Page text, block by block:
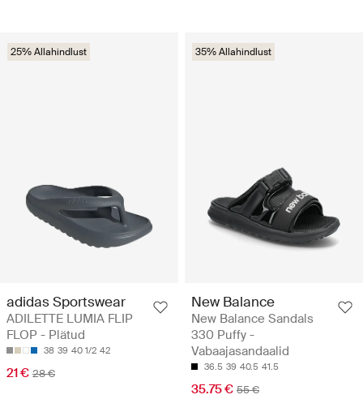
25% Allahindlust
adidas Sportswear
ADILETTE LUMIA FLIP
FLOP - Plätud
38 39 40 1/2 42
21 € 28 €
35% Allahindlust
New Balance
New Balance Sandals
330 Puffy -
Vabaajasandaalid
36.5 39 40.5 41.5
35.75 € 55 €